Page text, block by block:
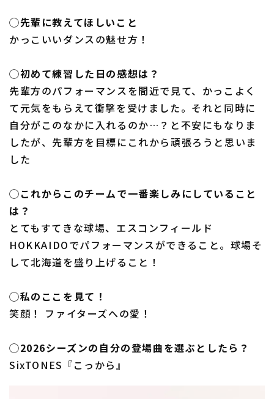
◯先輩に教えてほしいこと
かっこいいダンスの魅せ方！
◯初めて練習した日の感想は？
先輩方のパフォーマンスを間近で見て、かっこよく
て元気をもらえて衝撃を受けました。それと同時に
自分がこのなかに入れるのか…？と不安にもなりま
したが、先輩方を目標にこれから頑張ろうと思いま
した
◯これからこのチームで一番楽しみにしていること
は？
とてもすてきな球場、エスコンフィールド
HOKKAIDOでパフォーマンスができること。球場そ
して北海道を盛り上げること！
◯私のここを見て！
笑顔！ ファイターズへの愛！
◯2026シーズンの自分の登場曲を選ぶとしたら？
SixTONES『こっから』